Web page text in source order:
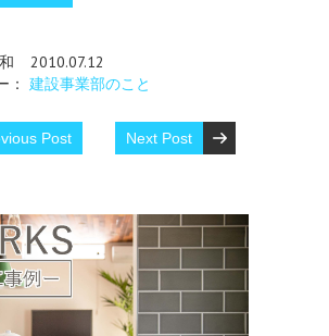
2010.07.12
： 建設事業部のこと
Post Next Post